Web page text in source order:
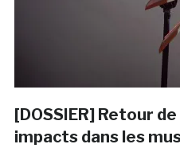
[DOSSIER] Retour
impacts dans les